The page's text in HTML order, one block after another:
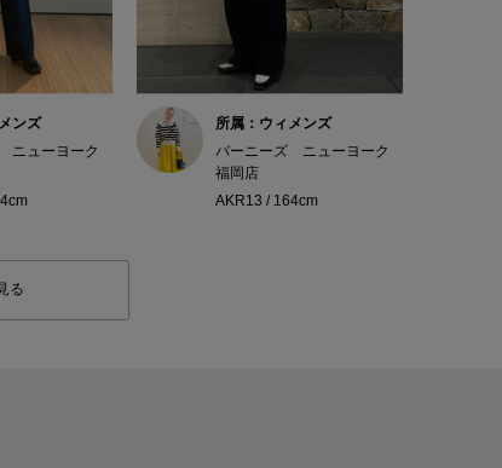
ンズ
ニューヨーク
所属：ウィメンズ
バーニーズ ニューヨーク
福岡店
AKR13 / 164cm
る